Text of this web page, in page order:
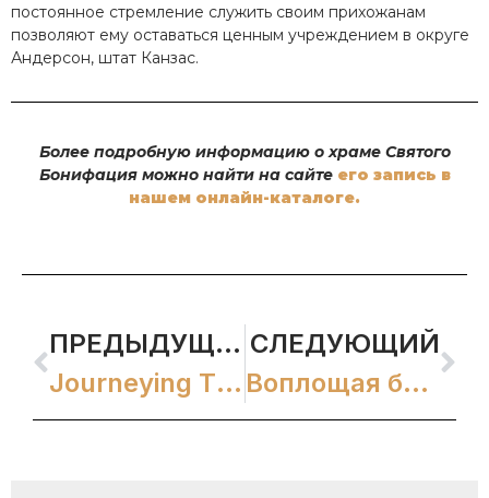
постоянное стремление служить своим прихожанам
позволяют ему оставаться ценным учреждением в округе
Андерсон, штат Канзас.
Более подробную информацию о храме Святого
Бонифация можно найти на сайте его запись в
нашем онлайн-каталоге.
ПРЕДЫДУЩИЙ
Journeying Through Carmel: Руководство по виртуальному молитвенному размышлению
СЛЕДУЮЩИЙ
Воплощая безмятежность: Ежедневная месса в Национальном святилище Святой Терезы